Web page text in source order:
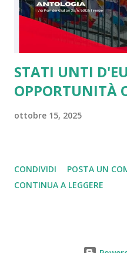
concetto di libertà,
STATI UNTI
OPPORTUNITÀ
ottobre 15, 2025
CONDIVIDI
POSTA UN
CONTINUA A LEGGERE